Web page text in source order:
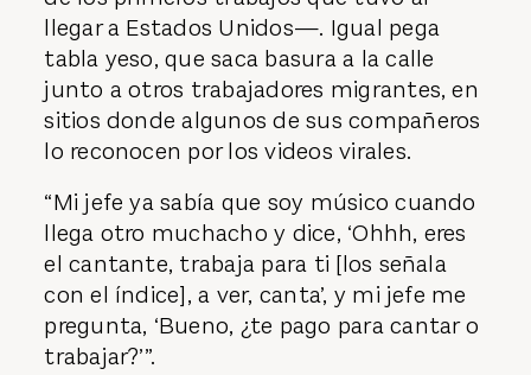
llegar a Estados Unidos—. Igual pega
tabla yeso, que saca basura a la calle
junto a otros trabajadores migrantes, en
sitios donde algunos de sus compañeros
lo reconocen por los videos virales.
“Mi jefe ya sabía que soy músico cuando
llega otro muchacho y dice, ‘Ohhh, eres
el cantante, trabaja para ti [los señala
con el índice], a ver, canta’, y mi jefe me
pregunta, ‘Bueno, ¿te pago para cantar o
trabajar?’”.